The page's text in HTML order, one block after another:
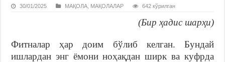
30/01/2025 МАҚОЛА МАҚОЛАЛАР 642 кўрилган
(Бир ҳадис шарҳи)
Фитналар ҳар доим бўлиб келган. Бундай
ишлардан энг ёмони ноҳақдан ширк ва куфрда